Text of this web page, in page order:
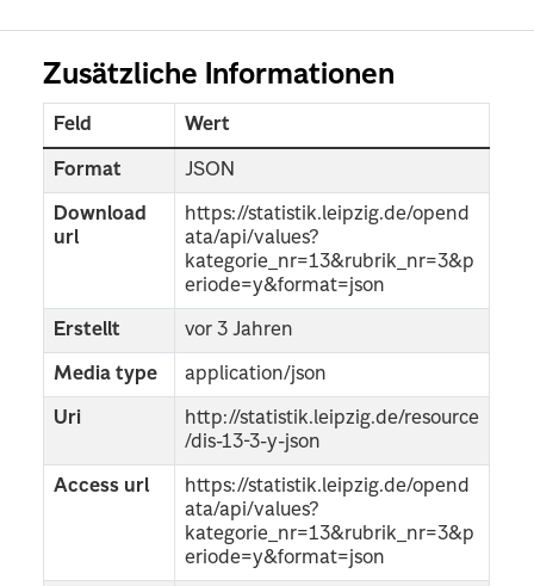
Zusätzliche Informationen
Feld Wert
Format JSON
Download
url
https://statistik.leipzig.de/opend
ata/api/values?
kategorie_nr=13&rubrik_nr=3&p
eriode=y&format=json
Erstellt vor 3 Jahren
Media type application/json
Uri
http://statistik.leipzig.de/resource
/dis-13-3-y-json
Access url
https://statistik.leipzig.de/opend
ata/api/values?
kategorie_nr=13&rubrik_nr=3&p
eriode=y&format=json